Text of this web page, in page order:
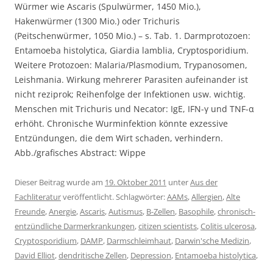
Würmer wie Ascaris (Spulwürmer, 1450 Mio.),
Hakenwürmer (1300 Mio.) oder Trichuris
(Peitschenwürmer, 1050 Mio.) – s. Tab. 1. Darmprotozoen:
Entamoeba histolytica, Giardia lamblia, Cryptosporidium.
Weitere Protozoen: Malaria/Plasmodium, Trypanosomen,
Leishmania. Wirkung mehrerer Parasiten aufeinander ist
nicht reziprok; Reihenfolge der Infektionen usw. wichtig.
Menschen mit Trichuris und Necator: IgE, IFN-γ und TNF-α
erhöht. Chronische Wurminfektion könnte exzessive
Entzündungen, die dem Wirt schaden, verhindern.
Abb./grafisches Abstract: Wippe
Dieser Beitrag wurde am 19. Oktober 2011 unterAus der
Fachliteraturveröffentlicht. Schlagwörter:AAMs,Allergien,Alte
Freunde,Anergie,Ascaris,Autismus, B-Zellen, Basophile,chronisch-
entzündliche Darmerkrankungen,citizen scientists,Colitis ulcerosa,
Cryptosporidium, DAMP, Darmschleimhaut, Darwin'sche Medizin,
David Elliot,dendritische Zellen, Depression, Entamoeba histolytica,